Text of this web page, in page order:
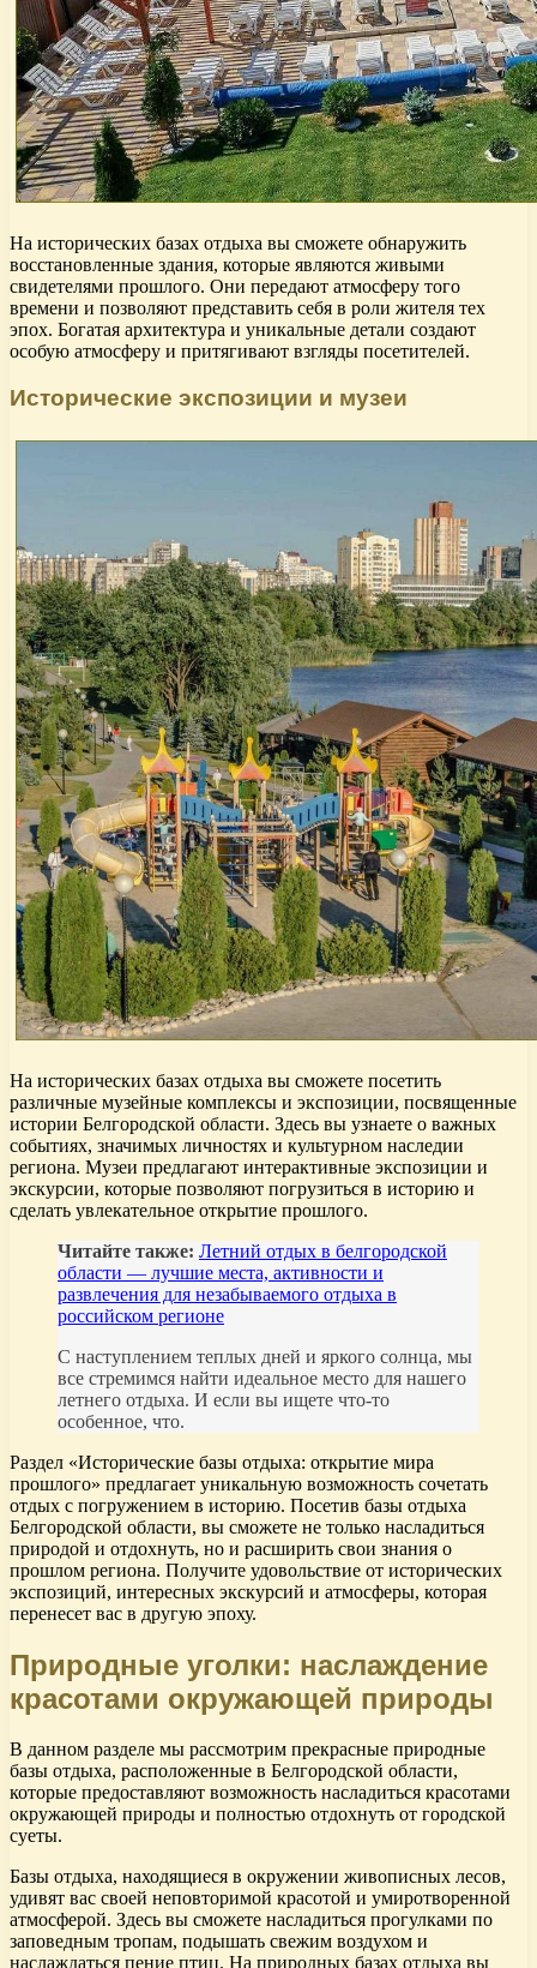
На исторических базах отдыха вы сможете обнаружить
восстановленные здания, которые являются живыми
свидетелями прошлого. Они передают атмосферу того
времени и позволяют представить себя в роли жителя тех
эпох. Богатая архитектура и уникальные детали создают
особую атмосферу и притягивают взгляды посетителей.
Исторические экспозиции и музеи
На исторических базах отдыха вы сможете посетить
различные музейные комплексы и экспозиции, посвященные
истории Белгородской области. Здесь вы узнаете о важных
событиях, значимых личностях и культурном наследии
региона. Музеи предлагают интерактивные экспозиции и
экскурсии, которые позволяют погрузиться в историю и
сделать увлекательное открытие прошлого.
Читайте также: Летний отдых в белгородской
области — лучшие места, активности и
развлечения для незабываемого отдыха в
российском регионе
С наступлением теплых дней и яркого солнца, мы
все стремимся найти идеальное место для нашего
летнего отдыха. И если вы ищете что-то
особенное, что.
Раздел «Исторические базы отдыха: открытие мира
прошлого» предлагает уникальную возможность сочетать
отдых с погружением в историю. Посетив базы отдыха
Белгородской области, вы сможете не только насладиться
природой и отдохнуть, но и расширить свои знания о
прошлом региона. Получите удовольствие от исторических
экспозиций, интересных экскурсий и атмосферы, которая
перенесет вас в другую эпоху.
Природные уголки: наслаждение
красотами окружающей природы
В данном разделе мы рассмотрим прекрасные природные
базы отдыха, расположенные в Белгородской области,
которые предоставляют возможность насладиться красотами
окружающей природы и полностью отдохнуть от городской
суеты.
Базы отдыха, находящиеся в окружении живописных лесов,
удивят вас своей неповторимой красотой и умиротворенной
атмосферой. Здесь вы сможете насладиться прогулками по
заповедным тропам, подышать свежим воздухом и
наслаждаться пение птиц. На природных базах отдыха вы